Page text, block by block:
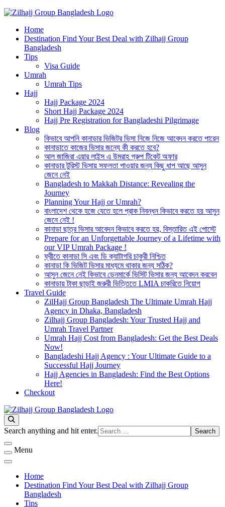
জিলহজ্জ গ্রুপ বাংলাদেশ
Best Hajj Umrah Travel Tour Agent in Bangladesh
Home
Destination Find Your Best Deal with Zilhajj Group
Bangladesh
Tips
Visa Guide
Umrah
Umrah Tips
Hajj
Hajj Package 2024
Short Hajj Package 2024
Hajj Pre Registration for Bangladeshi Pilgrimage
Blog
কিভাবে আপনি কানাডার ভিজিটর ভিসা নিজে নিজে আবেদন করতে পারেন
কানাডাতে কাজের ভিসার জন্যে কী করতে হবে?
আল জাজিরা এয়ার লাইন্স এ উমরাহ গ্রুপ টিকেট অফার
কানাডার টুরিস্ট ভিসায় সফলতা পাওয়ার জন্য কিছু ধাপ আছে আসুন
জেনে নেই
Bangladesh to Makkah Distance: Revealing the
Journey
Planning Your Hajj or Umrah?
বাংলাদেশ থেকে হজে যেতে হলে প্রাক নিবন্ধন কিভাবে করতে হয় আসুন
জেনে নেই !
কানাডা ছাত্র ভিসার আবেদন কিভাবে করতে হয়, বিস্তারিত এই পোস্টে
Prepare for an Unforgettable Journey of a Lifetime with
our VIP Umrah Package !
ফ্রীতে কানাডা সি এবং ডি ক্যাটাগরি চাকুরী নিশ্চিত
কানাডা কি ভিজিট ভিসার মাধ্যমে থাকার জন্য সঠিক?
আসুন জেনে নেই কিভাবে ডেনমার্কে ভিসিট ভিসার জন্য আবেদন করবেন
কানাডায় টাকা ছাড়াই জরুরী ভিত্তিতে LMIA চাকরিতে নিয়োগ
Travel Guide
ZilHajj Group Bangladesh The Ultimate Umrah Hajj
Agency in Dhaka, Bangladesh
Zilhajj Group Bangladesh: Your Trusted Hajj and
Umrah Travel Partner
Umrah Hajj Cost from Bangladesh: Get the Best Deals
Now!
Bangladeshi Hajj Agency : Your Ultimate Guide to a
Successful Hajj Journey
Hajj Agencies in Bangladesh: Find the Best Options
Here!
Checkout
জিলহজ্জ গ্রুপ বাংলাদেশ
Best Hajj Umrah Travel Tour Agent in Bangladesh
Looking
Something?
Search anything and hit enter.
Menu
Home
Destination Find Your Best Deal with Zilhajj Group
Bangladesh
Tips